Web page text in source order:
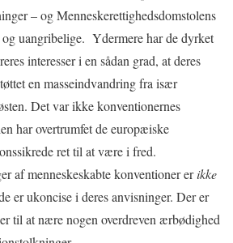
– og Menneskerettighedsdomstolens
uangribelige. Ydermere har de dyrket
interesser i en sådan grad, at deres
en masseindvandring fra især
Det var ikke konventionernes
har overtrumfet de europæiske
ret til at være i fred.
af menneskeskabte konventioner erikke
er ukoncise i deres anvisninger. Der er
til at nære nogen overdreven ærbødighed